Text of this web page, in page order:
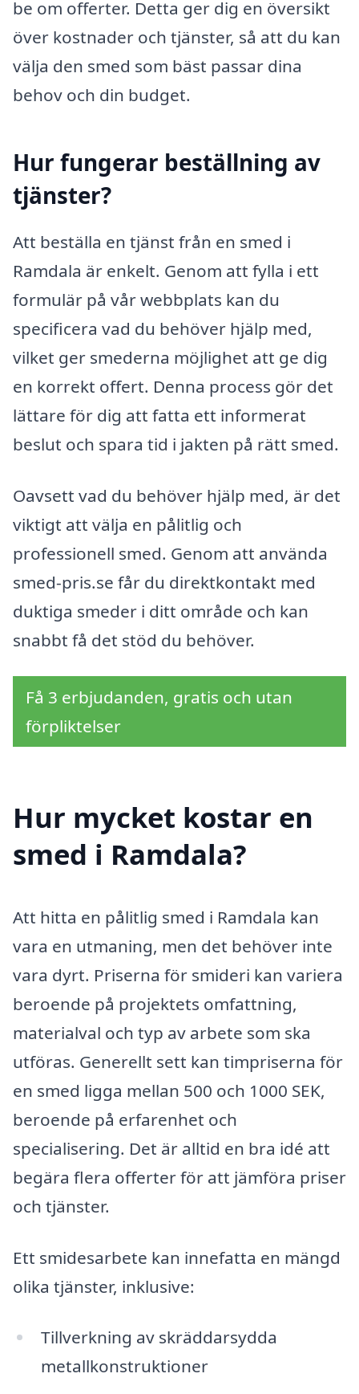
be om offerter. Detta ger dig en översikt
över kostnader och tjänster, så att du kan
välja den smed som bäst passar dina
behov och din budget.
Hur fungerar beställning av
tjänster?
Att beställa en tjänst från en smed i
Ramdala är enkelt. Genom att fylla i ett
formulär på vår webbplats kan du
specificera vad du behöver hjälp med,
vilket ger smederna möjlighet att ge dig
en korrekt offert. Denna process gör det
lättare för dig att fatta ett informerat
beslut och spara tid i jakten på rätt smed.
Oavsett vad du behöver hjälp med, är det
viktigt att välja en pålitlig och
professionell smed. Genom att använda
smed-pris.se får du direktkontakt med
duktiga smeder i ditt område och kan
snabbt få det stöd du behöver.
Få 3 erbjudanden, gratis och utan
förpliktelser
Hur mycket kostar en
smed i Ramdala?
Att hitta en pålitlig smed i Ramdala kan
vara en utmaning, men det behöver inte
vara dyrt. Priserna för smideri kan variera
beroende på projektets omfattning,
materialval och typ av arbete som ska
utföras. Generellt sett kan timpriserna för
en smed ligga mellan 500 och 1000 SEK,
beroende på erfarenhet och
specialisering. Det är alltid en bra idé att
begära flera offerter för att jämföra priser
och tjänster.
Ett smidesarbete kan innefatta en mängd
olika tjänster, inklusive:
Tillverkning av skräddarsydda
metallkonstruktioner